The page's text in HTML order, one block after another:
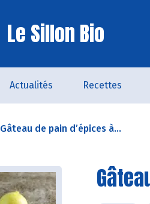
Le Sillon Bio
Actualités Recettes
Gâteau de pain d’épices à...